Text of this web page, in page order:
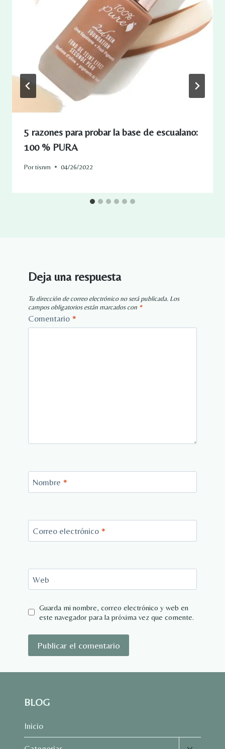
5 razones para probar la base de escualano:
100 % PURA
Portisnm 04/26/2022
Deja una respuesta
Tu dirección de correo electrónico no será publicada. Los
campos obligatorios están marcados con *
Comentario *
Nombre *
Correo electrónico *
Web
Guarda mi nombre, correo electrónico y web en
este navegador para la próxima vez que comente.
BLOG
Inicio
Alternar